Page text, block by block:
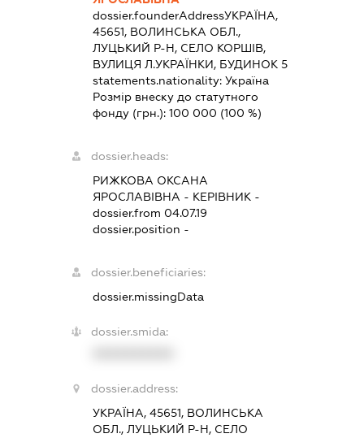
dossier.founderAddressУКРАЇНА,
45651, ВОЛИНСЬКА ОБЛ.,
ЛУЦЬКИЙ Р-Н, СЕЛО КОРШІВ,
ВУЛИЦЯ Л.УКРАЇНКИ, БУДИНОК 5
statements.nationality: Україна
Розмір внеску до статутного
фонду (грн.): 100 000 (100 %)
dossier.heads:
РИЖКОВА ОКСАНА
ЯРОСЛАВІВНА - КЕРІВНИК-
dossier.from 04.07.19
dossier.position -
dossier.beneficiaries:
dossier.missingData
dossier.smida:
dossier.address:
УКРАЇНА, 45651, ВОЛИНСЬКА
ОБЛ., ЛУЦЬКИЙ Р-Н, СЕЛО